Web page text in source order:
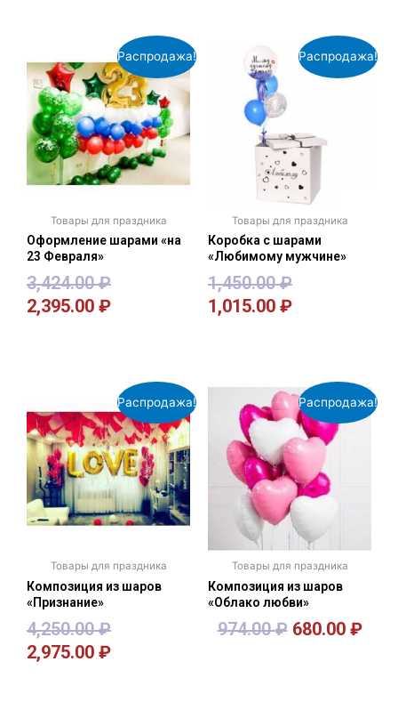
Распродажа!
Товары для праздника
Оформление шарами «на
23 Февраля»
3,424.00₽
2,395.00 ₽
Распродажа!
Товары для праздника
Коробка с шарами
«Любимому мужчине»
1,450.00₽
1,015.00 ₽
Распродажа!
Товары для праздника
Композиция из шаров
«Признание»
4,250.00₽
2,975.00 ₽
Распродажа!
Товары для праздника
Композиция из шаров
«Облако любви»
974.00₽ 680.00 ₽